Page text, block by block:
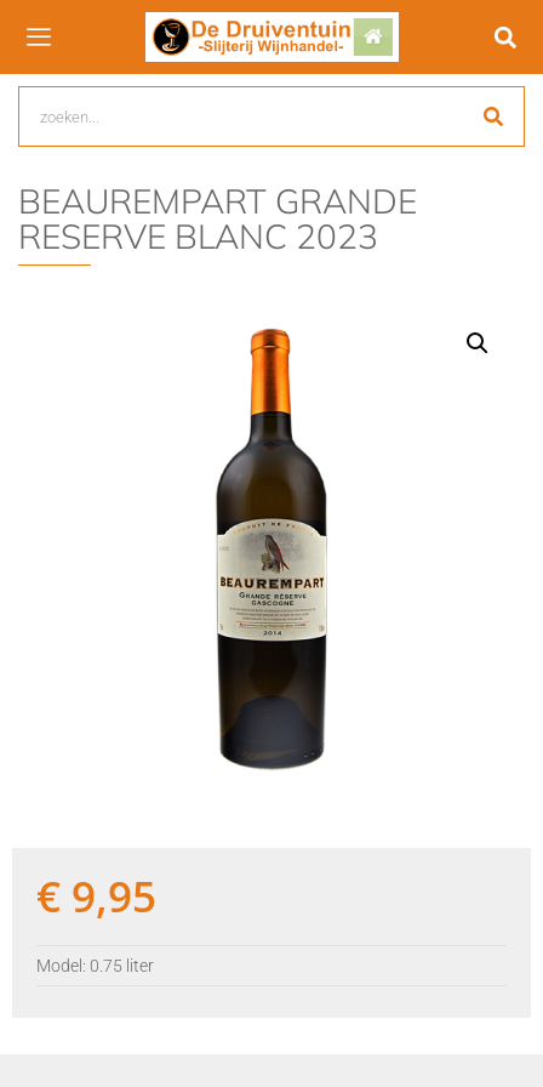
BEAUREMPART GRANDE
RESERVE BLANC 2023
€ 9,95
Model: 0.75 liter